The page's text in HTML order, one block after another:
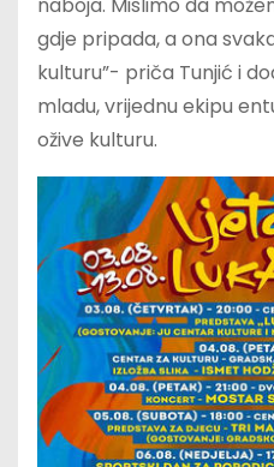
naboja. Mislimo da
gdje pripada, a ona
kulturu”- priča Tunjić i
mladu, vrijednu ekipu
ožive kulturu.